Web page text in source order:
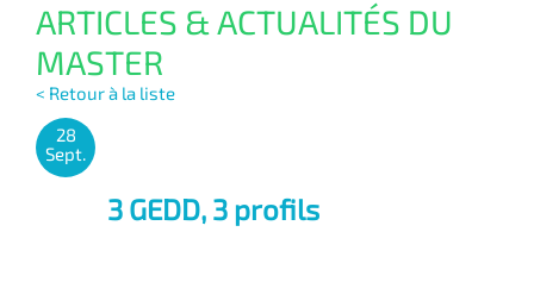
ARTICLES & ACTUALITÉS DU
MASTER
< Retour à la liste
28
Sept.
3 GEDD, 3 profils